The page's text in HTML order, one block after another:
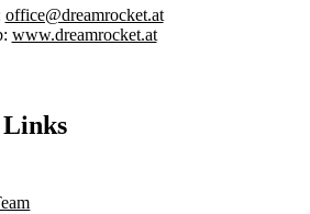
office@dreamrocket.at
www.dreamrocket.at
Links